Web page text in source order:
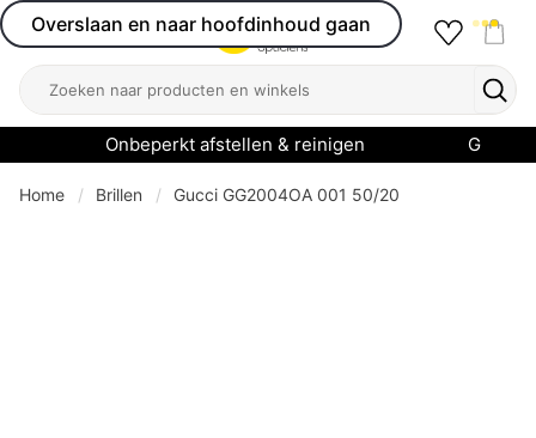
Overslaan en naar hoofdinhoud gaan
Open menu
Zoeken
Onbeperkt afstellen & reinigen
Home Brillen Gucci GG2004OA 001 50/20